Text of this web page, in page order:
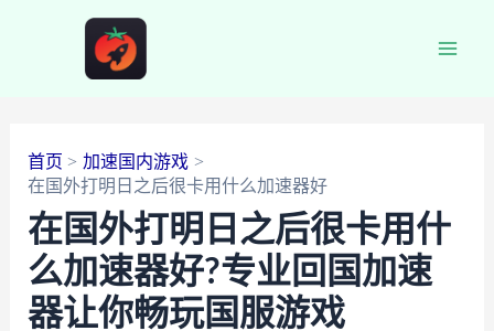
首页
加速国内游戏
在国外打明日之后很卡用什么加速器好
在国外打明日之后很卡用什
么加速器好?专业回国加速
器让你畅玩国服游戏